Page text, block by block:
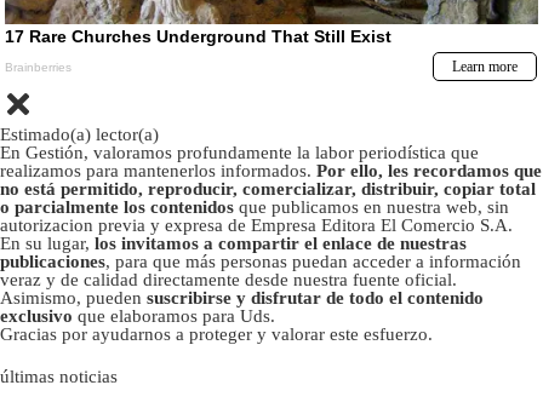
Estimado(a) lector(a)
En Gestión, valoramos profundamente la labor periodística que
realizamos para mantenerlos informados. Por ello, les recordamos que
no está permitido, reproducir, comercializar, distribuir, copiar total
o parcialmente los contenidos que publicamos en nuestra web, sin
autorizacion previa y expresa de Empresa Editora El Comercio S.A.
En su lugar, los invitamos a compartir el enlace de nuestras
publicaciones, para que más personas puedan acceder a información
veraz y de calidad directamente desde nuestra fuente oficial.
Asimismo, pueden suscribirse y disfrutar de todo el contenido
exclusivo que elaboramos para Uds.
Gracias por ayudarnos a proteger y valorar este esfuerzo.
últimas noticias